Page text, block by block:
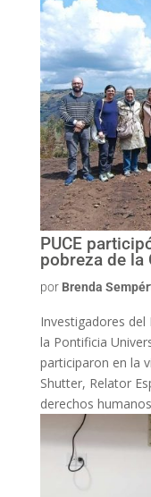
PUCE
pobreza de la
por Brenda
Investigadores del
la Pontificia
participaron en la
Shutter, Relator
derechos